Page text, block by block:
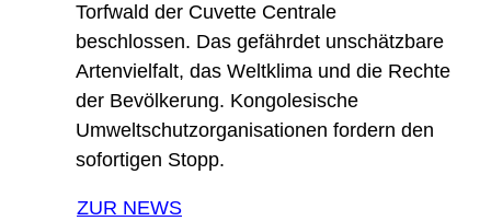
Torfwald der Cuvette Centrale
beschlossen. Das gefährdet unschätzbare
Artenvielfalt, das Weltklima und die Rechte
der Bevölkerung. Kongolesische
Umweltschutzorganisationen fordern den
sofortigen Stopp.
ZUR NEWS